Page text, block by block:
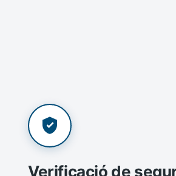
Verificació de